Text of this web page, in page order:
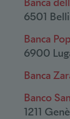
6501
Banca
6900
Banca
Banco
1211